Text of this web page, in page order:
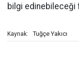
bilgi
Kaynak: Tuğçe Yakıcı